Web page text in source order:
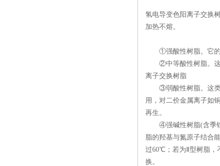
氢电导变色阳离子交换
加热不熔。
①强酸性树脂。它的
②中等酸性树脂。这
离子交换树脂
③弱酸性树脂。这类树
用，对二价金属离子如
再生。
④强碱性树脂(含季铵
脂的羟基与氮原子结合
过60℃；若为Ⅱ型树脂，
换。